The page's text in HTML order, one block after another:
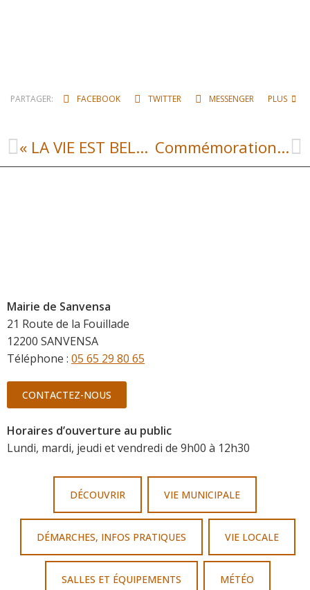
PARTAGER: FACEBOOK TWITTER MESSENGER PLUS
« LA VIE EST BELLE QUAND ON DANSE » LIVRE A COMMANDER Commémoration 8 mai 1945
Mairie de Sanvensa
21 Route de la Fouillade
12200 SANVENSA
Téléphone : 05 65 29 80 65
CONTACTEZ-NOUS
Horaires d’ouverture au public
Lundi, mardi, jeudi et vendredi de 9h00 à 12h30
DÉCOUVRIR VIE MUNICIPALE
DÉMARCHES, INFOS PRATIQUES VIE LOCALE
SALLES ET ÉQUIPEMENTS MÉTÉO